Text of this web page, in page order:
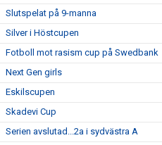
Slutspelat på 9-manna
Silver i Höstcupen
Fotboll mot rasism cup på Swedbank
Next Gen girls
Eskilscupen
Skadevi Cup
Serien avslutad...2a i sydvästra A